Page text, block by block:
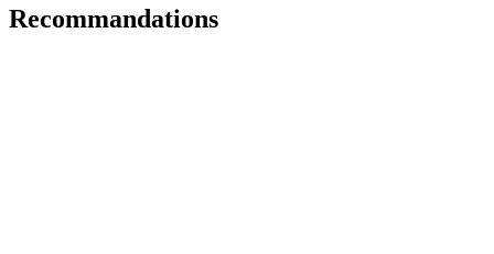
Recommandations